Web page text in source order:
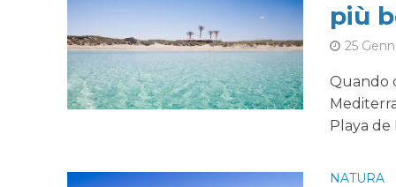
più
25
Quando
Playa de
NATURA